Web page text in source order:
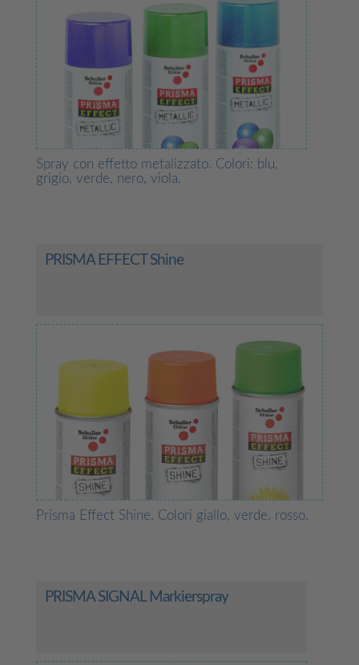
Spray con effetto metalizzato. Colori: blu,
grigio, verde, nero, viola.
PRISMA EFFECT Shine
Prisma Effect Shine. Colori giallo, verde, rosso.
PRISMA SIGNAL Markierspray